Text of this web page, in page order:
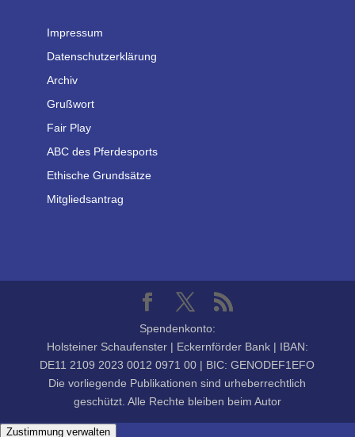
Impressum
Datenschutzerklärung
Archiv
Grußwort
Fair Play
ABC des Pferdesports
Ethische Grundsätze
Mitgliedsantrag
Spendenkonto:
Holsteiner Schaufenster | Eckernförder Bank | IBAN:
DE11 2109 2023 0012 0971 00 | BIC: GENODEF1EFO
Die vorliegende Publikationen sind urheberrechtlich
geschützt. Alle Rechte bleiben beim Autor
Zustimmung verwalten